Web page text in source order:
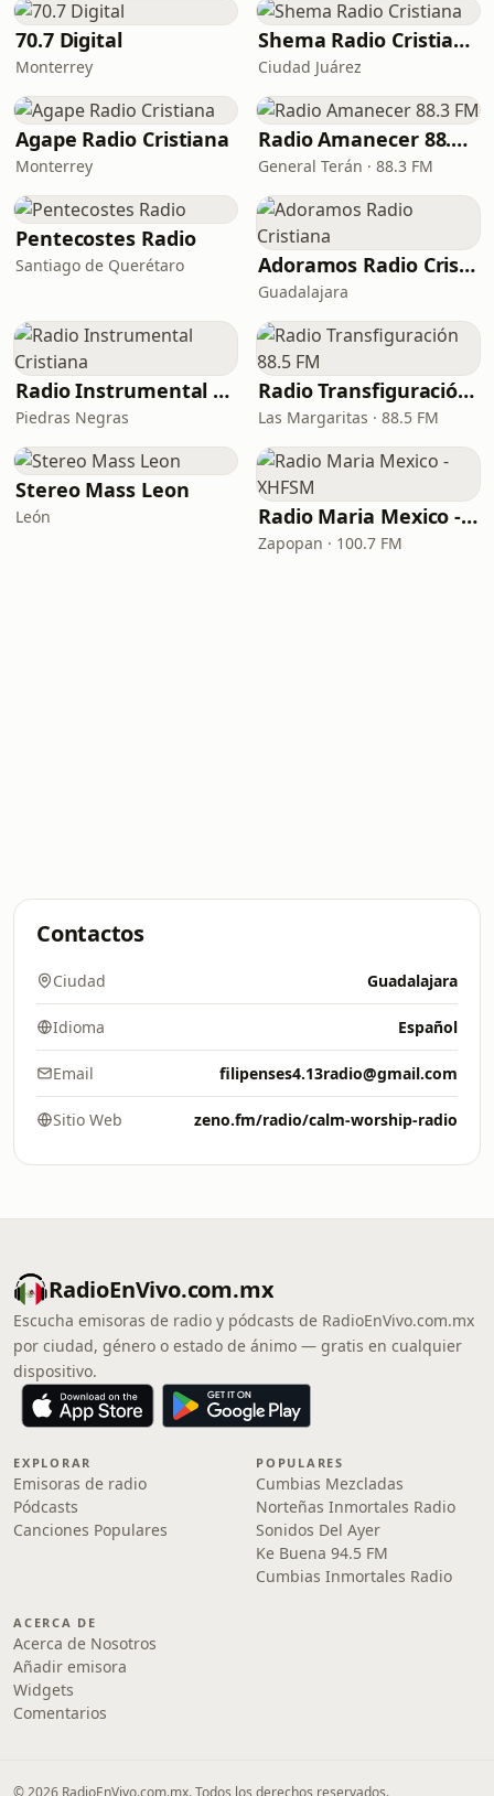
70.7 Digital
Monterrey
Shema Radio Cristiana
Ciudad Juárez
Agape Radio Cristiana
Monterrey
Radio Amanecer 88.3 FM
General Terán · 88.3 FM
Pentecostes Radio
Santiago de Querétaro Adoramos Radio Cristiana
Guadalajara
Radio Instrumental Cristiana
Piedras Negras
Radio Transfiguración 88.5 FM
Las Margaritas · 88.5 FM
Stereo Mass Leon
León Radio Maria Mexico - XHFSM
Zapopan · 100.7 FM
Contactos
Ciudad Guadalajara
Idioma Español
Email filipenses4.13radio@gmail.com
Sitio Web zeno.fm/radio/calm-worship-radio
RadioEnVivo.com.mx
Escucha emisoras de radio y pódcasts de RadioEnVivo.com.mx
por ciudad, género o estado de ánimo — gratis en cualquier
dispositivo.
EXPLORAR
Emisoras de radio
Pódcasts
Canciones Populares
POPULARES
Cumbias Mezcladas
Norteñas Inmortales Radio
Sonidos Del Ayer
Ke Buena 94.5 FM
Cumbias Inmortales Radio
ACERCA DE
Acerca de Nosotros
Añadir emisora
Widgets
Comentarios
© 2026 RadioEnVivo.com.mx. Todos los derechos reservados.